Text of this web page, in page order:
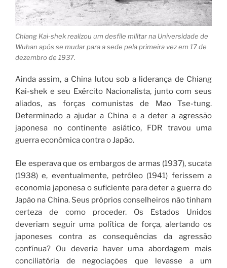
Chiang Kai-shek realizou um desfile militar na Universidade de
Wuhan após se mudar para a sede pela primeira vez em 17 de
dezembro de 1937.
Ainda assim, a China lutou sob a liderança de Chiang
Kai-shek e seu Exército Nacionalista, junto com seus
aliados, as forças comunistas de Mao Tse-tung.
Determinado a ajudar a China e a deter a agressão
japonesa no continente asiático, FDR travou uma
guerra econômica contra o Japão.
Ele esperava que os embargos de armas (1937), sucata
(1938) e, eventualmente, petróleo (1941) ferissem a
economia japonesa o suficiente para deter a guerra do
Japão na China. Seus próprios conselheiros não tinham
certeza de como proceder. Os Estados Unidos
deveriam seguir uma política de força, alertando os
japoneses contra as consequências da agressão
contínua? Ou deveria haver uma abordagem mais
conciliatória de negociações que levasse a um